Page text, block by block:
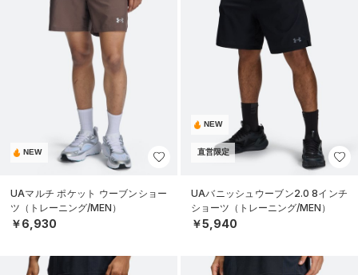
NEW
UAマルチ ポケット ウーブンショー
ツ（トレーニング/MEN）
￥6,930
NEW
直営限定
UAバニッシュウーブン2.0 8インチ
ショーツ（トレーニング/MEN）
￥5,940